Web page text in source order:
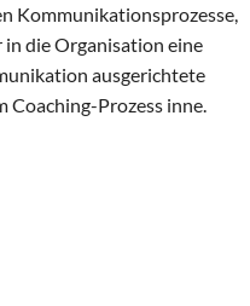
Kommunikationsprozesse,
die Organisation eine
ausgerichtete
Coaching-Prozess inne.